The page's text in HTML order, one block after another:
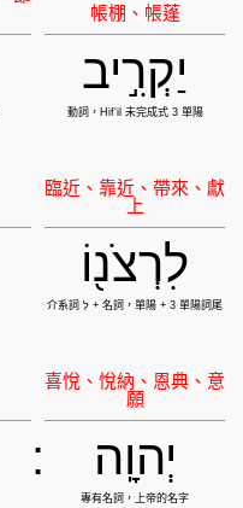
יַקְרִ֣יב
לִרְצֹנ֖וֹ
יְהוָֽה :